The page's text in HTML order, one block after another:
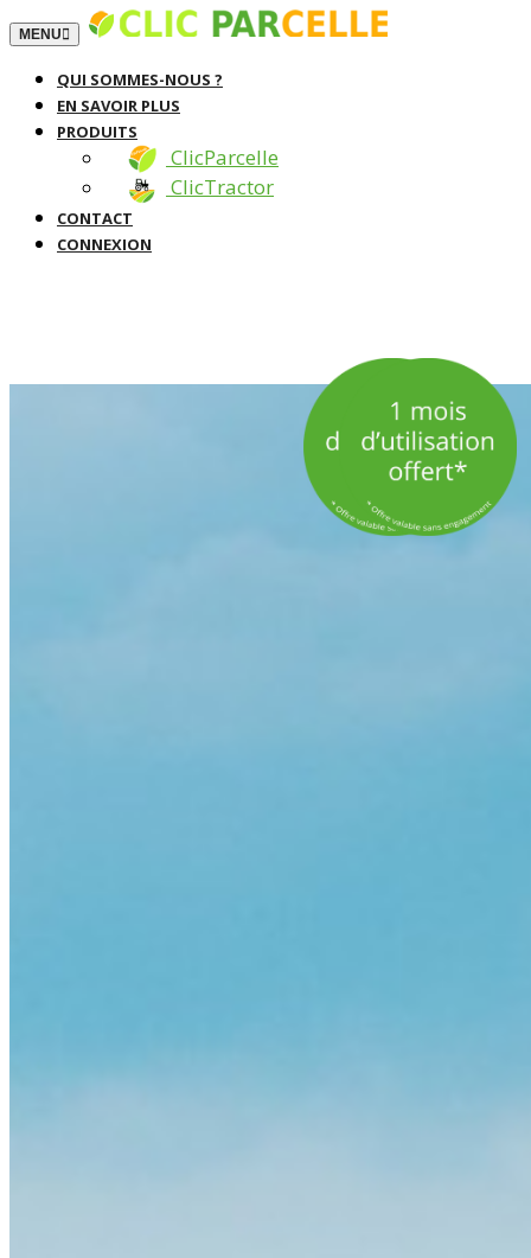
TOGGLE NAVIGATION
MENU
QUI SOMMES-NOUS ?
EN SAVOIR PLUS
PRODUITS
ClicParcelle
ClicTractor
CONTACT
CONNEXION